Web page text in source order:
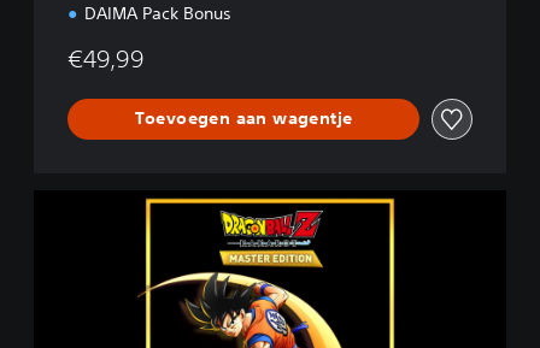
DAIMA Pack Bonus
€49,99
Toevoegen aan wagentje